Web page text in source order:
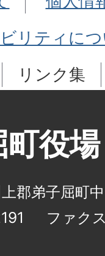
リティに
リンク集
役場
郡弟子屈町
ファク